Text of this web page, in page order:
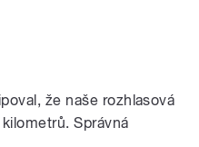
že naše rozhlasová
kilometrů. Správná